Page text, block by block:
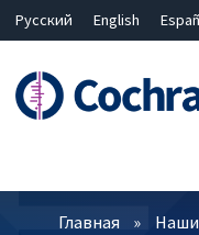
Русский English
Фильтры
Главная Наши